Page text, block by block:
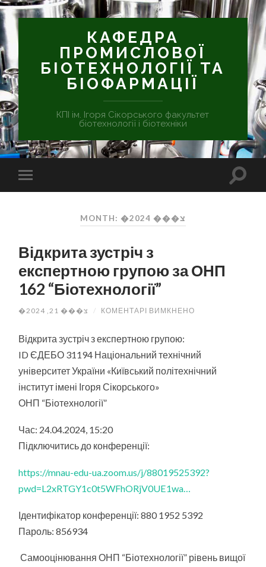
КАФЕДРА
ПРОМИСЛОВОЇ
БІОТЕХНОЛОГІЇ ТА
БІОФАРМАЦІЇ
КПІ ім. Ігоря Сікорського факультет
біотехнології і біотехніки
MONTH: �צ��� 2024
Відкрита зустріч з
експертною групою за ОНП
162 “Біотехнології”
�צ��� 21, 2024 / КОМЕНТАРІ ВИМКНЕНО
ГРУПОЮ
ОНП
Відкрита зустріч з експертною групою:
ID ЄДЕБО 31194 Національний технічний
університет України «Київський політехнічний
інститут імені Ігоря Сікорського»
ОНП “Біотехнології”
Час: 24.04.2024, 15:20
Підключитись до конференції:
https://mnau-edu-ua.zoom.us/j/88019525392?
pwd=L2xRTGY1c0t5WFhORjV0UE1wa…
Ідентифікатор конференції: 880 1952 5392
Пароль: 856934
Самооцінювання ОНП “Біотехнології” рівень вищої